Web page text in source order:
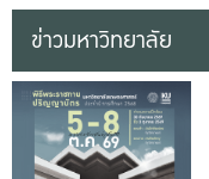
ข่าวมหาวิทยาลัย